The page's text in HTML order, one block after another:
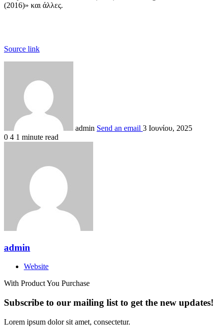
(2016)» και άλλες.
Source link
admin Send an email 3 Ιουνίου, 2025
0 4 1 minute read
admin
Website
With Product You Purchase
Subscribe to our mailing list to get the new updates!
Lorem ipsum dolor sit amet, consectetur.